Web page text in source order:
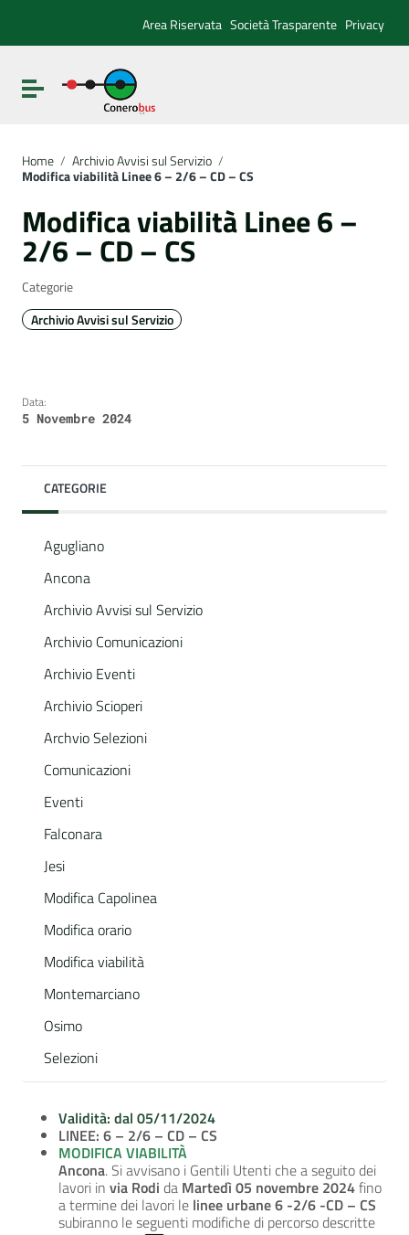
Vai al menu di navigazione
Vai al footer
Area Riservata Società Trasparente Privacy
Attiva / disattiva la navigazione
Home / Archivio Avvisi sul Servizio /
Modifica viabilità Linee 6 – 2/6 – CD – CS
Modifica viabilità Linee 6 –
2/6 – CD – CS
Categorie
Archivio Avvisi sul Servizio
Data:
5 Novembre 2024
CATEGORIE
Agugliano
Ancona
Archivio Avvisi sul Servizio
Archivio Comunicazioni
Archivio Eventi
Archivio Scioperi
Archvio Selezioni
Comunicazioni
Eventi
Falconara
Jesi
Modifica Capolinea
Modifica orario
Modifica viabilità
Montemarciano
Osimo
Selezioni
Validità: dal 05/11/2024
LINEE: 6 – 2/6 – CD – CS
MODIFICA VIABILITÀ
Ancona. Si avvisano i Gentili Utenti che a seguito dei
lavori in via Rodi da Martedì 05 novembre 2024fino
a termine dei lavori le linee urbane 6 -2/6 -CD – CS
subiranno le seguenti modifiche di percorso descritte